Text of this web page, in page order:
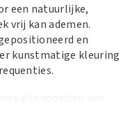
een natuurlijke,
vrij kan ademen.
en
kunstmatige kleuring
en een zorgvuldig